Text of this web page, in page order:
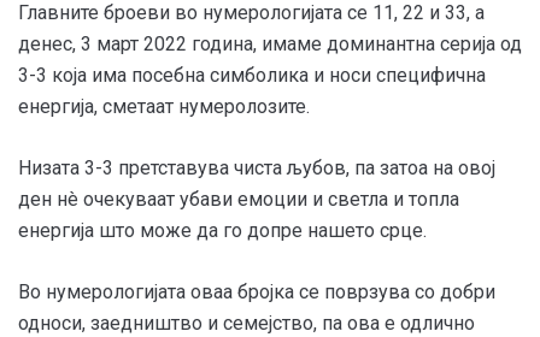
Главните броеви во нумерологијата се 11, 22 и 33, а
денес, 3 март 2022 година, имаме доминантна серија од
3-3 која има посебна симболика и носи специфична
енергија, сметаат нумеролозите.
Низата 3-3 претставува чиста љубов, па затоа на овој
ден нè очекуваат убави емоции и светла и топла
енергија што може да го допре нашето срце.
Во нумерологијата оваа бројка се поврзува со добри
односи, заедништво и семејство, па ова е одлично